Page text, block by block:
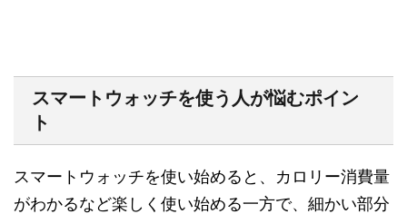
スマートウォッチを使う人が悩むポイン
ト
スマートウォッチを使い始めると、カロリー消費量
がわかるなど楽しく使い始める一方で、細かい部分